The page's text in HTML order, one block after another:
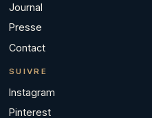
Journal
Presse
Contact
SUIVRE
Instagram
Pinterest